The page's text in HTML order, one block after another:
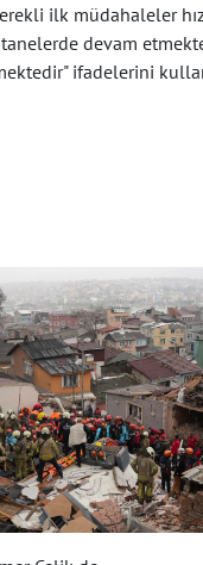
ilk müdahaleler
devam
ifadelerini